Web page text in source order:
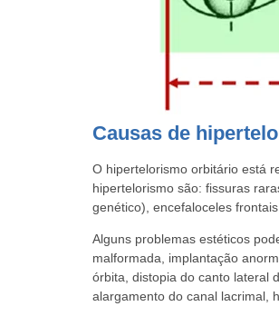
Causas de
O hipertelorismo orbitário está
hipertelorismo são: fissuras
genético), encefaloceles
Alguns problemas estéticos
malformada, implantação
órbita, distopia do canto lateral
alargamento do canal lacrimal,